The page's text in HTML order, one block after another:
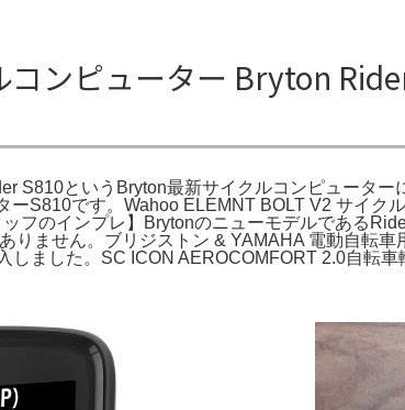
コンピューター Bryton
S810というBryton最新サイクルコンピュータ
ーS810です。Wahoo ELEMNT BOLT V2 サイ
フのインプレ】Brytonのニューモデルである
りません。ブリジストン & YAMAHA 電動自転
しました。SC ICON AEROCOMFORT 2.0自転車